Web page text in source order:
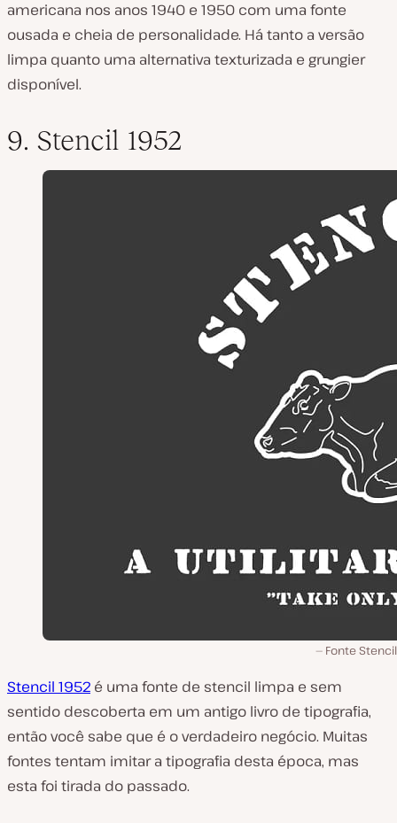
americana nos anos 1940 e 1950 com uma fonte
ousada e cheia de personalidade. Há tanto a versão
limpa quanto uma alternativa texturizada e grungier
disponível.
9. Stencil 1952
Fonte
Stencil 1952 é uma fonte de stencil limpa e sem
sentido descoberta em um antigo livro de tipografia,
então você sabe que é o verdadeiro negócio. Muitas
fontes tentam imitar a tipografia desta época, mas
esta foi tirada do passado.